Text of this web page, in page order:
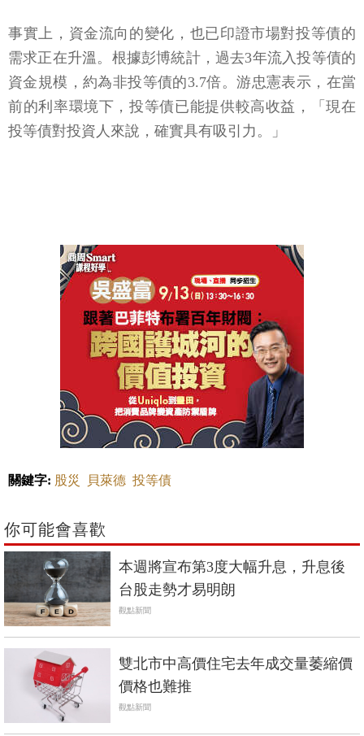
事實上，資金流向的變化，也已印證市場對投等債的
需求正在升溫。根據彭博統計，過去3年流入投等債的
資金規模，約為非投等債的3.7倍。游忠憲表示，在當
前的利率環境下，投等債已能提供較高收益，「現在
投等債對投資人來說，確實具有吸引力。」
關鍵字: 股災 貝萊德 投等債
你可能會喜歡
本週將宣布第3度大幅升息，升息後
台股走勢才易明朗
觀點新聞
雙北市中高價住宅去年成交量萎縮價
價格也難推
觀點新聞